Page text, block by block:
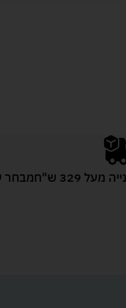
329 ש"ח מבחר